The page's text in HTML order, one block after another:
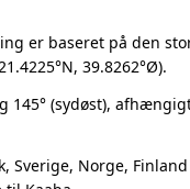
er baseret på den
39.8262°Ø).
145° (sydøst),
Sverige, Norge,